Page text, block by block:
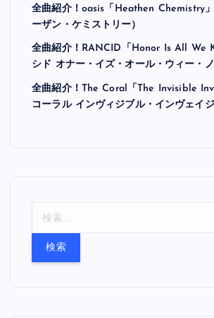
全曲紹介！oasis「Heathen Chemistry
ーザン・ケミストリー）
全曲紹介！RANCID「Honor Is All We
シド オナー・イズ・オール・ウィー・ノ
全曲紹介！The Coral「The Invisible
コーラル インヴィジブル・インヴェイジ